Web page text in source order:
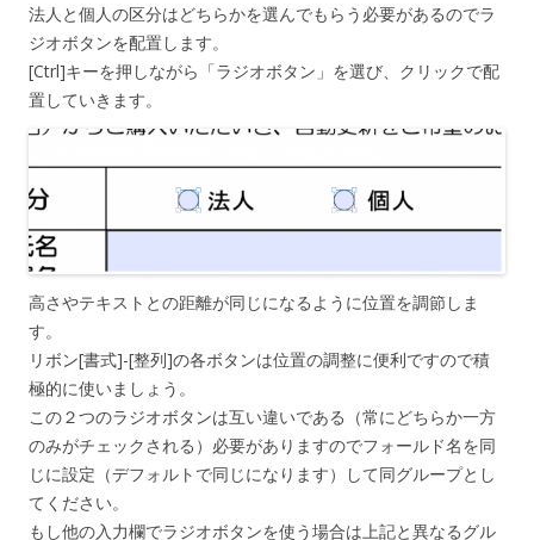
法人と個人の区分はどちらかを選んでもらう必要があるのでラ
ジオボタンを配置します。
[Ctrl]キーを押しながら「ラジオボタン」を選び、クリックで配
置していきます。
高さやテキストとの距離が同じになるように位置を調節しま
す。
リボン[書式]-[整列]の各ボタンは位置の調整に便利ですので積
極的に使いましょう。
この２つのラジオボタンは互い違いである（常にどちらか一方
のみがチェックされる）必要がありますのでフォールド名を同
じに設定（デフォルトで同じになります）して同グループとし
てください。
もし他の入力欄でラジオボタンを使う場合は上記と異なるグル